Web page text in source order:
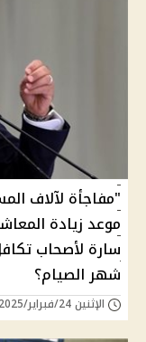
"مفاجأة لآلاف
موعد زيادة
سارة لأصحاب
شهر الصيام؟
الإثنين 24/فبراير/2025 - 07:13 م